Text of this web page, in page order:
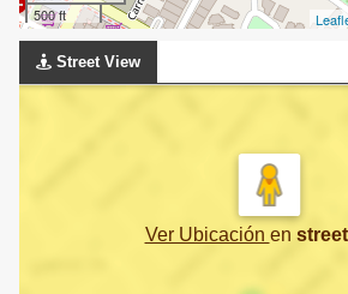
500 ft
Street View
Ver Ubicación en